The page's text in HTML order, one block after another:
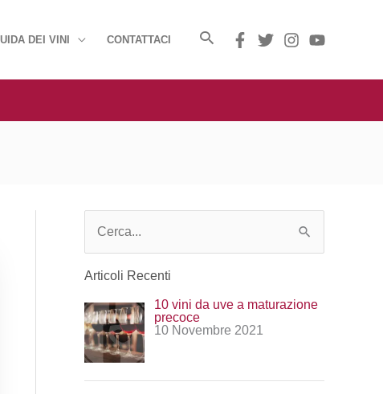
DEI VINI CONTATTACI
c
a
:
Articoli Recenti
10 vini da uve a maturazione
precoce
10 Novembre 2021